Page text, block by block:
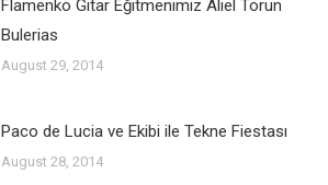
Flamenko Gitar Eğitmenimiz Aliel Torun
Bulerias
August 29, 2014
Paco de Lucia ve Ekibi ile Tekne Fiestası
August 28, 2014